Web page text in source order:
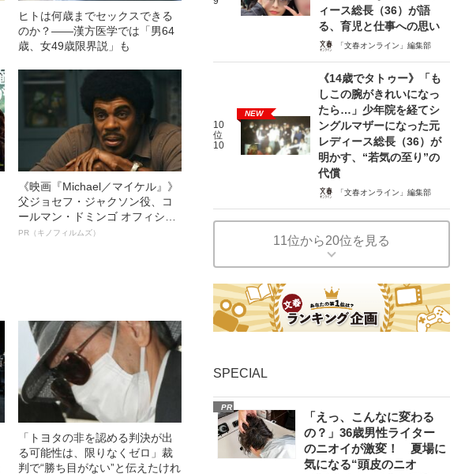
ヒトは何歳までセックスできる
のか？――漢方医学では「男64
歳、女49歳限界説」も
《映画『Michael／マイケル』》
父ジョセフ・ジャクソン役、コ
ールマン・ドミンゴ オフィシャ
ルインタビュー“観客を魅了した
PR（キノフィルムズ）
「トヨタの非を認める判決が出
る可能性は、限りなくゼロ」裁
判で“勝ち目がない”と伝えたけれ
ィース総長（36）が語
る、育児と仕事への思い
「文春オンライン」編集部
10
位
10
NEW
《14歳でタトゥー》「も
しこの腕がきれいになっ
たら…」少年院を経てシ
ングルマザーになった元
レディース総長（36）が
明かす、“若気の至り”の
代償
「文春オンライン」編集部
11位から20位を見る
SPECIAL
PR
「えっ、こんなに変わる
の？」36歳男性ライター
のニオイが激変！ 夏場に
気になる“頭皮のニオ